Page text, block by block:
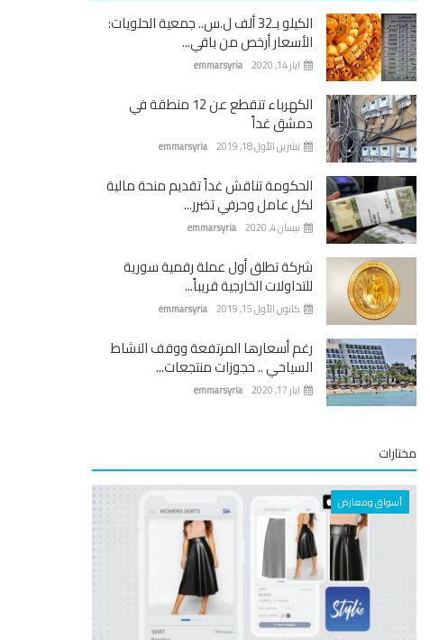
الكيلو بـ32 ألف ل.س.. جمعية الحلويات:
الأسعار أرخص من باقي...
emmarsyria ايار 14, 2020
الكهرباء تنقطع عن 12 منطقة في
دمشق غداً
emmarsyria تشرين الأول 18, 2019
الحكومة تناقش غداً تقديم منحة مالية
لكل عامل وحرفي تضرر...
emmarsyria نيسان 4, 2020
شركة تطلق أول عملة رقمية سورية
للتداولات الخارجية قريباً...
emmarsyria كانون الأول 15, 2019
رغم أسعارها المرتفعة ووقف النشاط
السياحي .. حجوزات منتجعات...
emmarsyria ايار 17, 2020
مختارات
أسواق ومعارض